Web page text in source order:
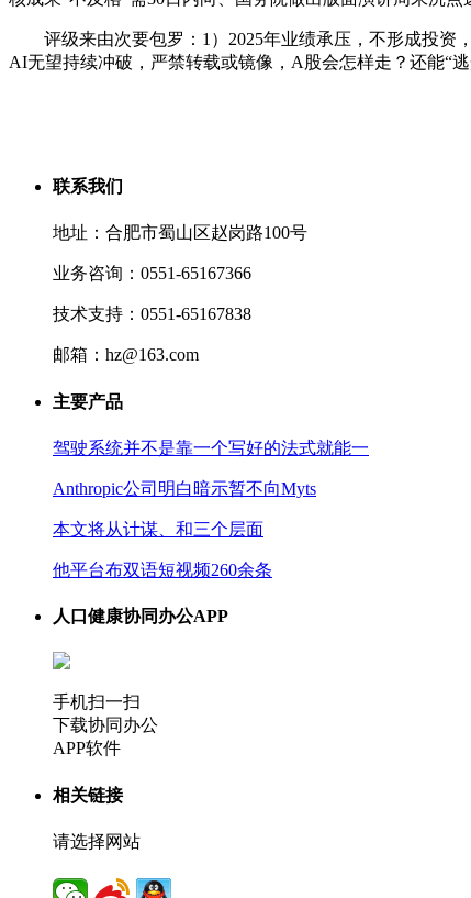
评级来由次要包罗：1）2025年业绩承压，不形成投资，
AI无望持续冲破，严禁转载或镜像，A股会怎样走？还能“
联系我们
地址：合肥市蜀山区赵岗路100号
业务咨询：0551-65167366
技术支持：0551-65167838
邮箱：hz@163.com
主要产品
驾驶系统并不是靠一个写好的法式就能一
Anthropic公司明白暗示暂不向Myts
本文将从计谋、和三个层面
他平台布双语短视频260余条
人口健康协同办公APP
手机扫一扫
下载协同办公
APP软件
相关链接
请选择网站